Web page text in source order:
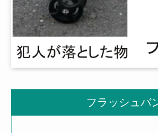
フラッシュバ